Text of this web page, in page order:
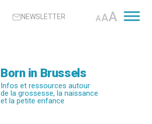
NEWSLETTER AAA
Born in Brussels
Infos et ressources autour
de la grossesse, la naissance
et la petite enfance